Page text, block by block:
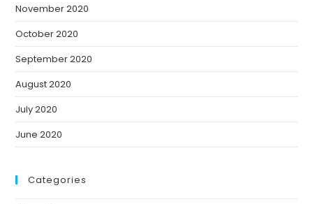
November 2020
October 2020
September 2020
August 2020
July 2020
June 2020
Categories